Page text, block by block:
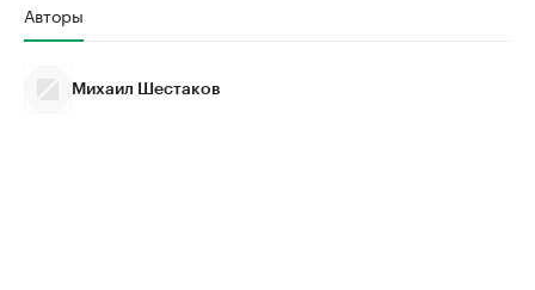
Авторы
Михаил Шестаков